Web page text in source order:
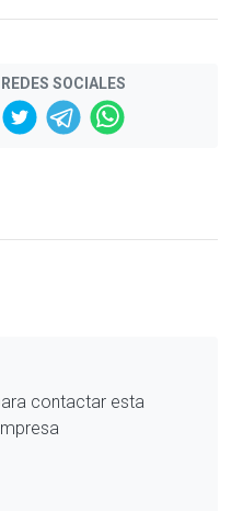
SOCIALES
contactar esta